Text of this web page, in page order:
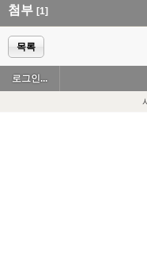
첨부 [1]
목록
로그인...